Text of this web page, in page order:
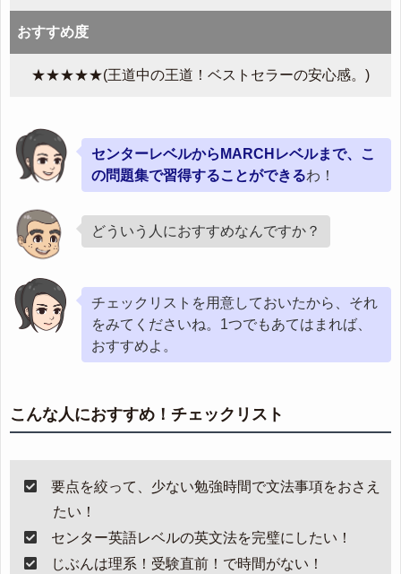
おすすめ度
★★★★★(王道中の王道！ベストセラーの安心感。)
センターレベルからMARCHレベルまで、こ
の問題集で習得することができるわ！
どういう人におすすめなんですか？
チェックリストを用意しておいたから、それ
をみてくださいね。1つでもあてはまれば、
おすすめよ。
こんな人におすすめ！チェックリスト
要点を絞って、少ない勉強時間で文法事項をおさえ
たい！
センター英語レベルの英文法を完璧にしたい！
じぶんは理系！受験直前！で時間がない！